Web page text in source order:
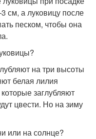
см, а луковицу после
песком, чтобы она
на три высоты
белая лилия
заглубляют
цвести. Но на зиму
или на солнце?